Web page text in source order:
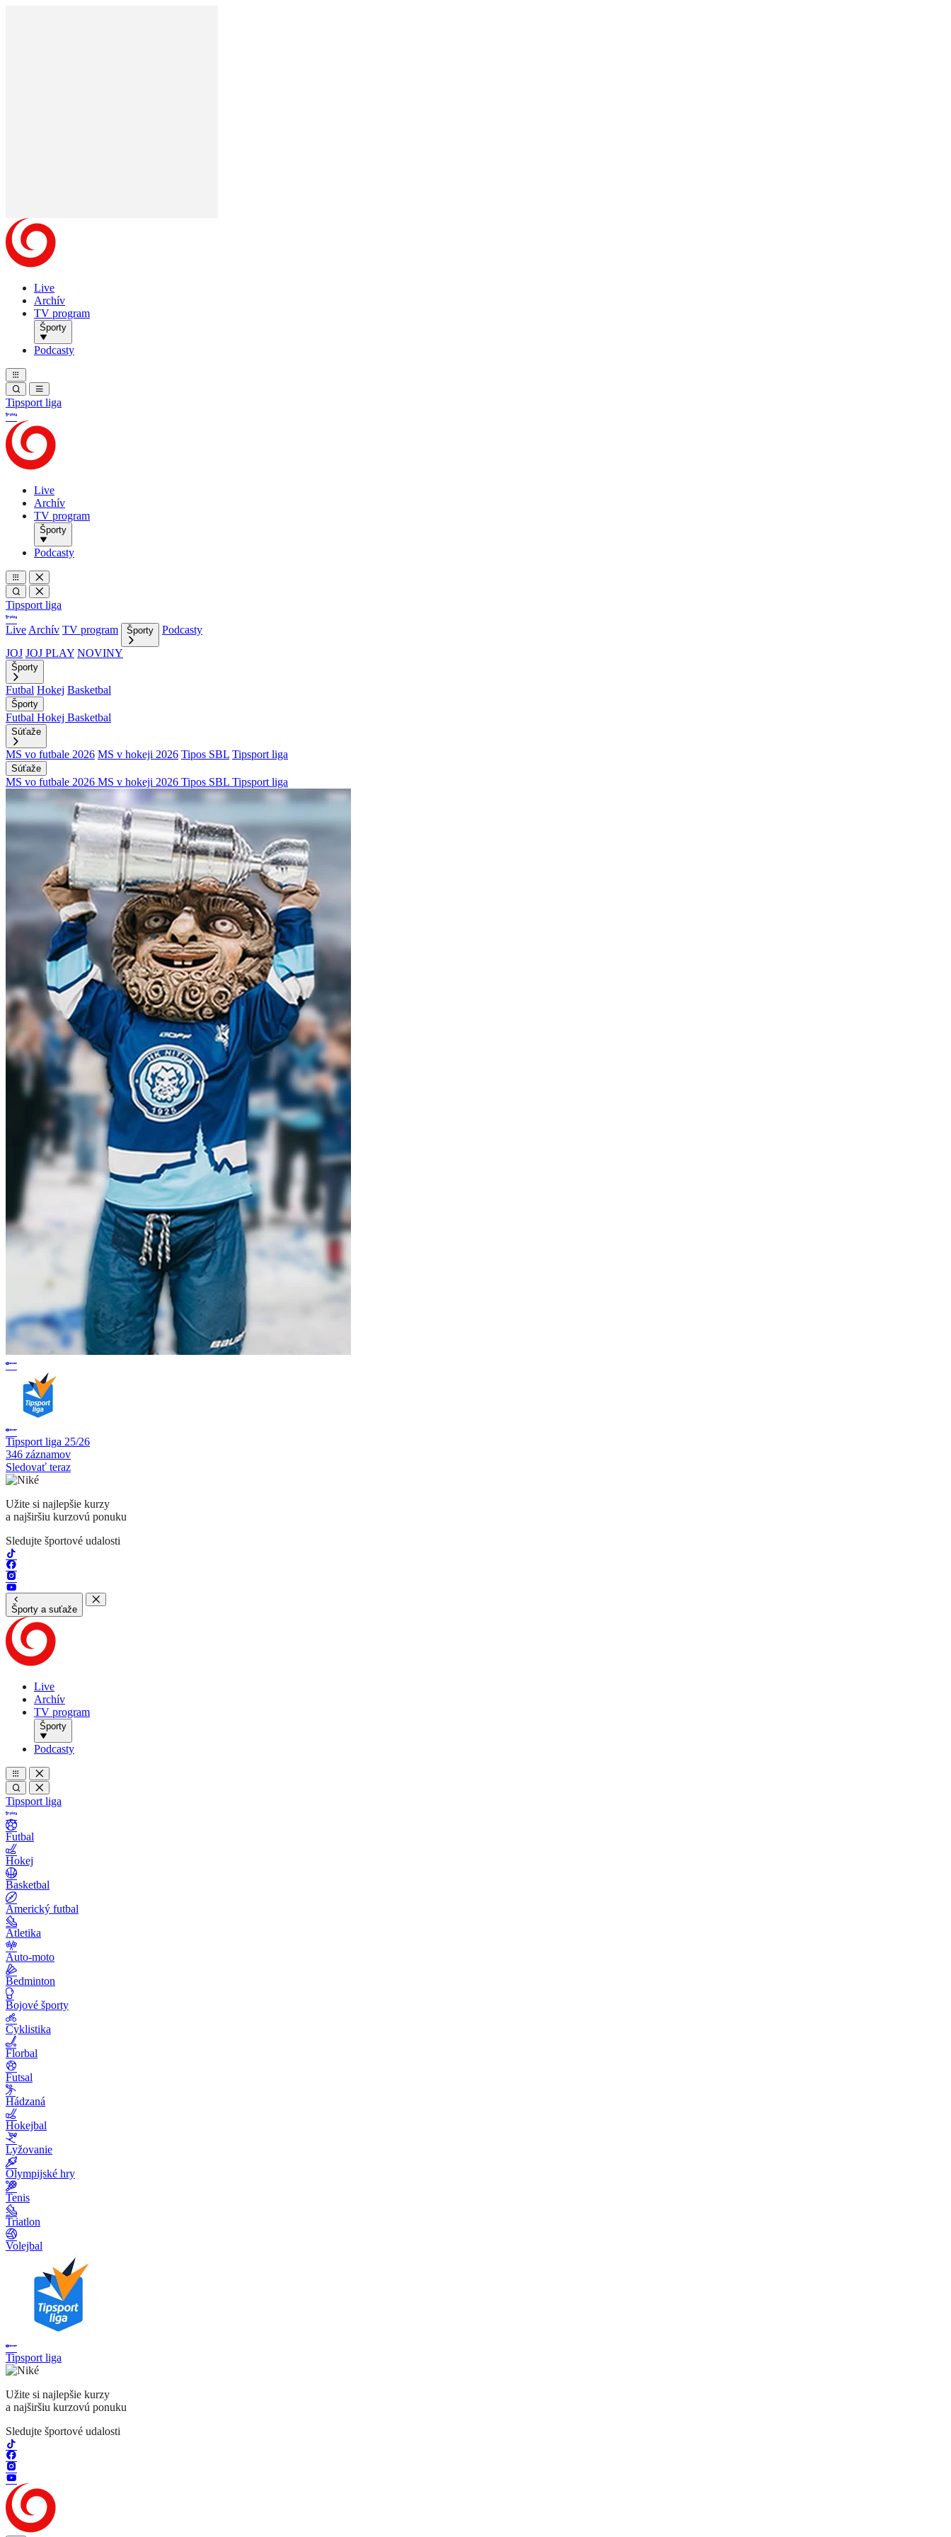
Live
Archív
TV program
Športy
Podcasty
Tipsport liga
Live
Archív
TV program
Športy
Podcasty
Tipsport liga
Live Archív TV program Športy
Podcasty
JOJ JOJ PLAY NOVINY
Športy
Futbal Hokej Basketbal
Športy
Futbal Hokej Basketbal
Súťaže
MS vo futbale 2026 MS v hokeji 2026 Tipos SBL Tipsport liga
Súťaže
MS vo futbale 2026 MS v hokeji 2026 Tipos SBL Tipsport liga
Tipsport liga 25/26
346 záznamov
Sledovať teraz
Užite si najlepšie kurzy
a najširšiu kurzovú ponuku
Sledujte športové udalosti
Športy a suťaže
Live
Archív
TV program
Športy
Podcasty
Tipsport liga
Futbal
Hokej
Basketbal
Americký futbal
Atletika
Auto-moto
Bedminton
Bojové športy
Cyklistika
Florbal
Futsal
Hádzaná
Hokejbal
Lyžovanie
Olympijské hry
Tenis
Triatlon
Volejbal
Tipsport liga
Užite si najlepšie kurzy
a najširšiu kurzovú ponuku
Sledujte športové udalosti